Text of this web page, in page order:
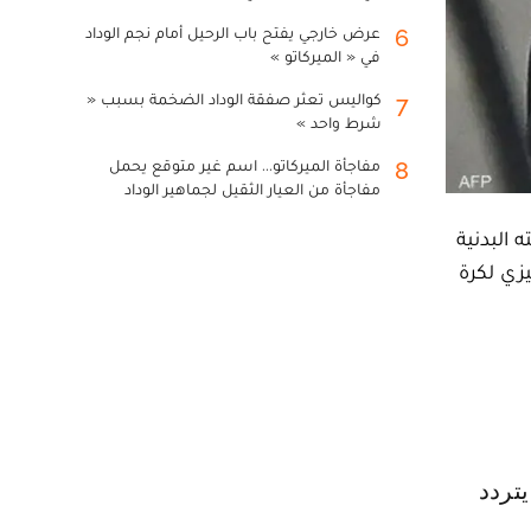
لكرة
6
عرض خارجي يفتح باب الرحيل أمام نجم الوداد
في « الميركاتو »
7
كواليس تعثر صفقة الوداد الضخمة بسبب «
شرط واحد »
8
مفاجأة الميركاتو... اسم غير متوقع يحمل
مفاجأة من العيار الثقيل لجماهير الوداد